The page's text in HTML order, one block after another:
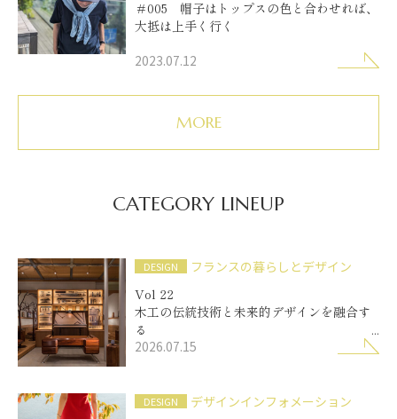
＃005 帽子はトップスの色と合わせれば、
大抵は上手く行く
2023.07.12
MORE
CATEGORY LINEUP
DESIGN
フランスの暮らしとデザイン
Vol 22
木工の伝統技術と未来的デザインを融合す
る
「エルヴェ・マニュファクチュリエ」
2026.07.15
DESIGN
デザインインフォメーション